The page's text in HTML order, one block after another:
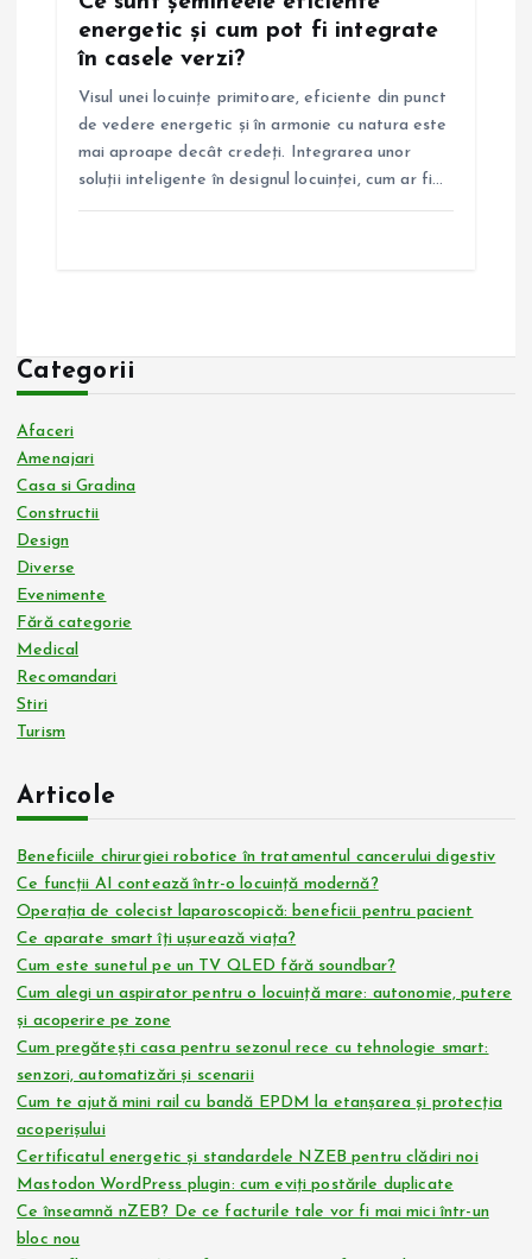
energetic și cum pot fi integrate
în casele verzi?
Visul unei locuințe primitoare, eficiente din punct
de vedere energetic și în armonie cu natura este
mai aproape decât credeți. Integrarea unor
soluții inteligente în designul locuinței, cum ar fi…
Categorii
Afaceri
Amenajari
Casa si Gradina
Constructii
Design
Diverse
Evenimente
Fără categorie
Medical
Recomandari
Stiri
Turism
Articole
Beneficiile chirurgiei robotice în tratamentul cancerului digestiv
Ce funcții AI contează într-o locuință modernă?
Operația de colecist laparoscopică: beneficii pentru pacient
Ce aparate smart îți ușurează viața?
Cum este sunetul pe un TV QLED fără soundbar?
Cum alegi un aspirator pentru o locuință mare: autonomie, putere
și acoperire pe zone
Cum pregătești casa pentru sezonul rece cu tehnologie smart:
senzori, automatizări și scenarii
Cum te ajută mini rail cu bandă EPDM la etanșarea și protecția
acoperișului
Certificatul energetic și standardele NZEB pentru clădiri noi
Mastodon WordPress plugin: cum eviți postările duplicate
Ce înseamnă nZEB? De ce facturile tale vor fi mai mici într-un
bloc nou